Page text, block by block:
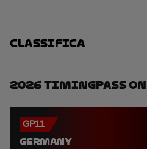
Classifica
2026 TimingPass
GP11
GERMANY